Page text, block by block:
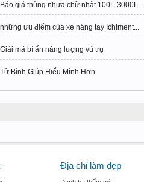
Báo giá thùng nhựa chữ nhật 100L-3000L...
những ưu điểm của xe nâng tay Ichiment...
Giải mã bí ẩn năng lượng vũ trụ
Tử Bình Giúp Hiểu Mình Hơn
Địa chỉ làm đẹp